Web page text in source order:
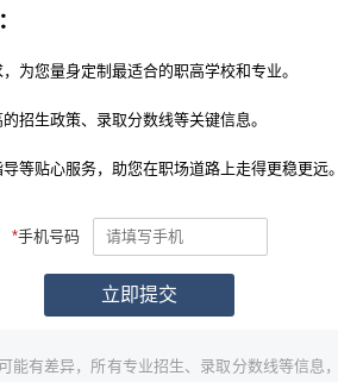
为您量身定制最适合的职高学校和专业。
招生政策、录取分数线等关键信息。
等贴心服务，助您在职场道路上走得更稳更远。
*手机号码
有差异，所有专业招生、录取分数线等信